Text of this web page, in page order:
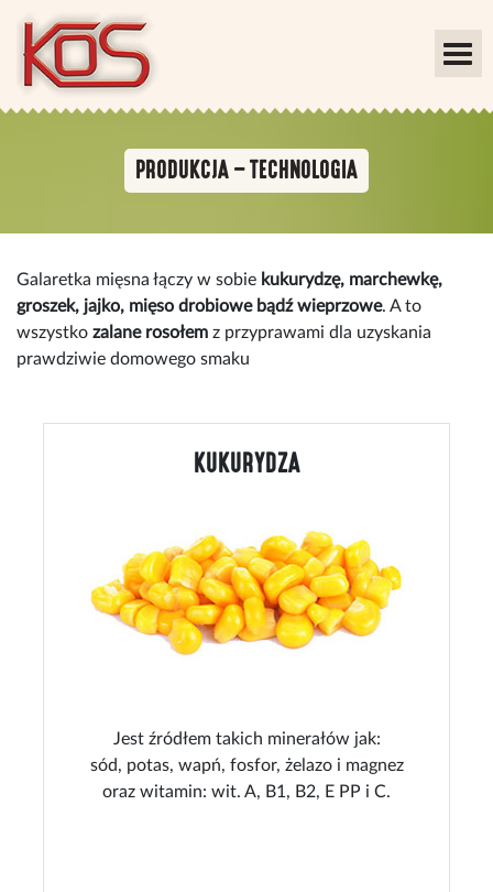
PRODUKCJA – TECHNOLOGIA
Galaretka mięsna łączy w sobie kukurydzę, marchewkę,
groszek, jajko, mięso drobiowe bądź wieprzowe. A to
wszystko zalane rosołem z przyprawami dla uzyskania
prawdziwie domowego smaku
KUKURYDZA
Jest źródłem takich minerałów jak:
sód, potas, wapń, fosfor, żelazo i magnez
oraz witamin: wit. A, B1, B2, E PP i C.